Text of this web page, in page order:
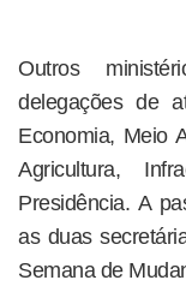
Outros
delegações de
Economia, Meio
Agricultura,
Presidência. A
as duas
Semana de